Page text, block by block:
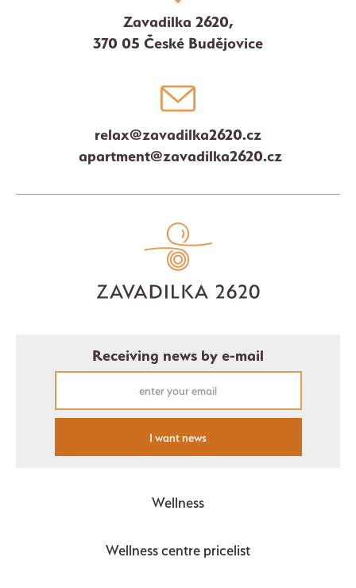
Zavadilka 2620,
370 05 České Budějovice
relax@zavadilka2620.cz
apartment@zavadilka2620.cz
Receiving news by e-mail
I want news
Wellness
Wellness centre pricelist